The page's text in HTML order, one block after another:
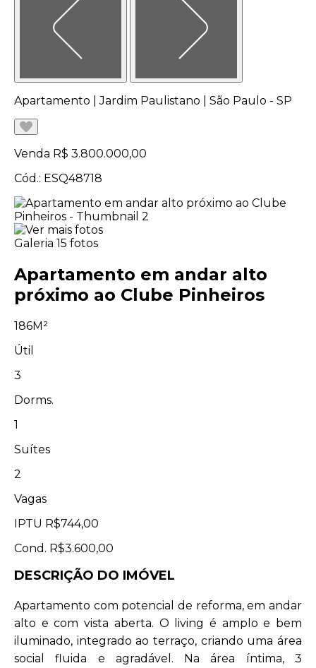
Apartamento | Jardim Paulistano | São Paulo - SP
Venda R$ 3.800.000,00
Cód.: ESQ48718
Galeria 15 fotos
Apartamento em andar alto
próximo ao Clube Pinheiros
186M²
Útil
3
Dorms.
1
Suítes
2
Vagas
IPTU R$744,00
Cond. R$3.600,00
DESCRIÇÃO DO IMÓVEL
Apartamento com potencial de reforma, em andar
alto e com vista aberta. O living é amplo e bem
iluminado, integrado ao terraço, criando uma área
social fluida e agradável. Na área íntima, 3